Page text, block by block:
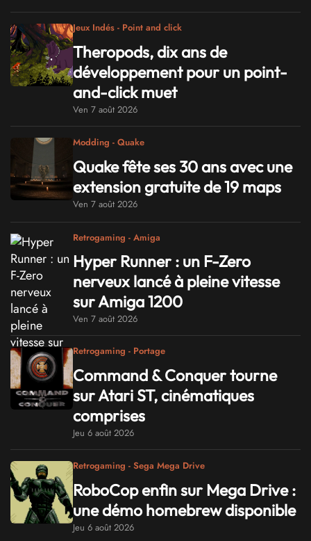
Jeux Indés - Point and click
Theropods, dix ans de
développement pour un point-
and-click muet
Ven 7 août 2026
Modding - Quake
Quake fête ses 30 ans avec une
extension gratuite de 19 maps
Ven 7 août 2026
Retrogaming - Amiga
Hyper Runner : un F-Zero
nerveux lancé à pleine vitesse
sur Amiga 1200
Ven 7 août 2026
Retrogaming - Portage
Command & Conquer tourne
sur Atari ST, cinématiques
comprises
Jeu 6 août 2026
Retrogaming - Sega Mega Drive
RoboCop enfin sur Mega Drive :
une démo homebrew disponible
Jeu 6 août 2026